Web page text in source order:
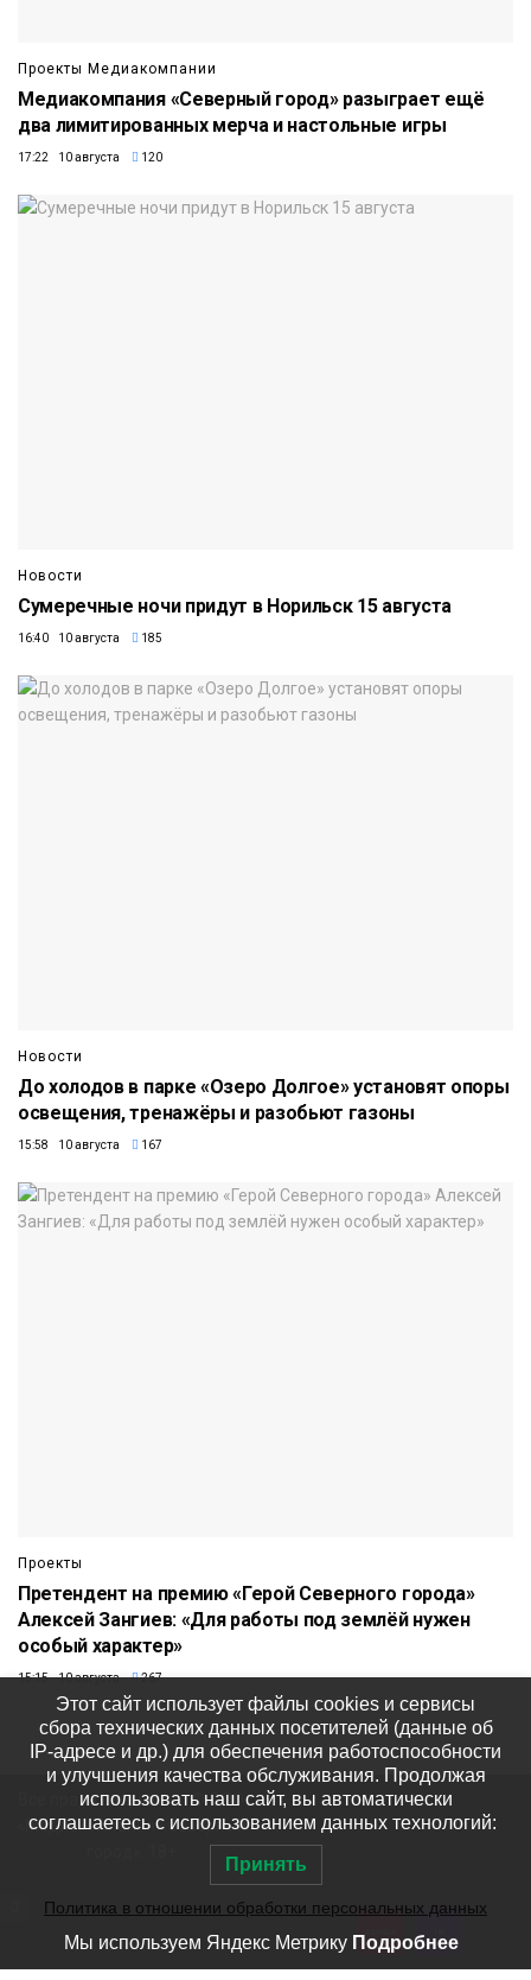
Проекты Медиакомпании
Медиакомпания «Северный город» разыграет ещё
два лимитированных мерча и настольные игры
17:22 10 августа 120
Новости
Сумеречные ночи придут в Норильск 15 августа
16:40 10 августа 185
Новости
До холодов в парке «Озеро Долгое» установят опоры
освещения, тренажёры и разобьют газоны
15:58 10 августа 167
Проекты
Претендент на премию «Герой Северного города»
Алексей Зангиев: «Для работы под землёй нужен
особый характер»
15:15 10 августа 267
Все права защищены © ООО
«Медиакомпания «Северный
Этот сайт использует файлы cookies и сервисы
сбора технических данных посетителей (данные об
IP-адресе и др.) для обеспечения работоспособности
и улучшения качества обслуживания. Продолжая
использовать наш сайт, вы автоматически
соглашаетесь с использованием данных технологий:
Принять
Политика в отношении обработки персональных данных
Мы используем Яндекс Метрику Подробнее